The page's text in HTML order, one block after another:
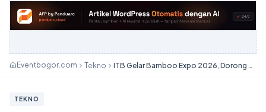
Eventbogor.com Tekno ITB Gelar Bamboo Expo 2026, Dorong Bambu Jadi Material Masa Depan Dunia
TEKNO